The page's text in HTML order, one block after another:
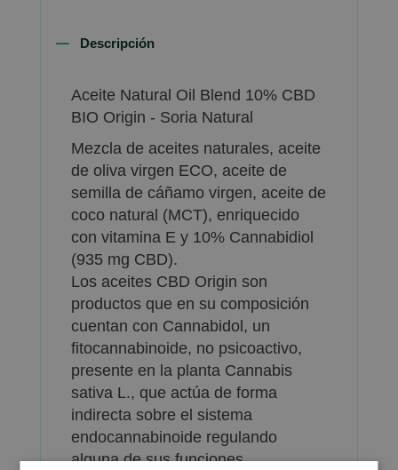
Descripción
Aceite Natural Oil Blend 10% CBD
BIO Origin - Soria Natural
Mezcla de aceites naturales, aceite
de oliva virgen ECO, aceite de
semilla de cáñamo virgen, aceite de
coco natural (MCT), enriquecido
con vitamina E y 10% Cannabidiol
(935 mg CBD).
Los aceites CBD Origin son
productos que en su composición
cuentan con Cannabidol, un
fitocannabinoide, no psicoactivo,
presente en la planta Cannabis
sativa L., que actúa de forma
indirecta sobre el sistema
endocannabinoide regulando
alguna de sus funciones.